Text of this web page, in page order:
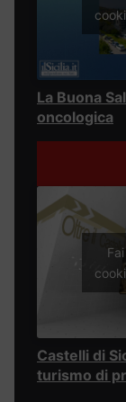
La Buona
oncologica
Castelli di
turismo di